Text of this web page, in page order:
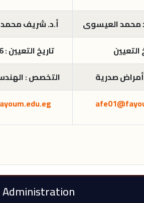
أ.د. شريف محمد محمد العيسوى
تاريخ التعيين : 26-1-2025م
التخصص :
صدرية
Administration